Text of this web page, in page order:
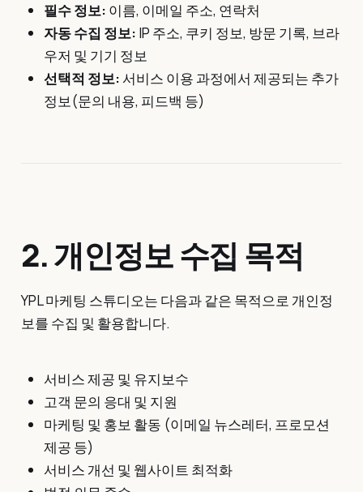
필수 정보: 이름, 이메일 주소, 연락처
자동 수집 정보: IP 주소, 쿠키 정보, 방문 기록, 브라
우저 및 기기 정보
선택적 정보: 서비스 이용 과정에서 제공되는 추가
정보(문의 내용, 피드백 등)
2. 개인정보 수집 목적
YPL 마케팅 스튜디오는 다음과 같은 목적으로 개인정
보를 수집 및 활용합니다.
서비스 제공 및 유지보수
고객 문의 응대 및 지원
마케팅 및 홍보 활동 (이메일 뉴스레터, 프로모션
제공 등)
서비스 개선 및 웹사이트 최적화